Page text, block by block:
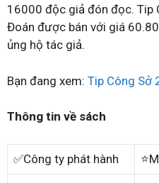
16000 độc giả đón đọc. Tip
Đoán được bán với giá
ủng hộ tác giả.
Bạn đang xem: Tip Công Sở
Thông tin về sách
✅Công ty phát hành